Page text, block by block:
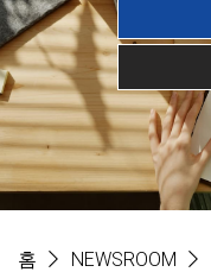
홈 NEWSROOM